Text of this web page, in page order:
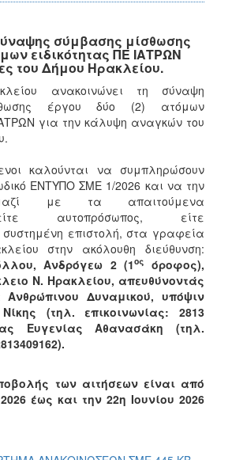
σύμβασης μίσθωσης
ειδικότητας ΠΕ ΙΑΤΡΩΝ
του Δήμου Ηρακλείου.
ανακοινώνει τη σύναψη
έργου δύο (2) ατόμων
για την κάλυψη αναγκών του
καλούνται να συμπληρώσουν
ΕΝΤΥΠΟ ΣΜΕ 1/2026 και να την
με τα απαιτούμενα
αυτοπρόσωπος, είτε
συστημένη επιστολή, στα γραφεία
στην ακόλουθη διεύθυνση:
Ανδρόγεω 2 (1ος
όροφος),
Ν. Ηρακλείου, απευθύνοντάς
Δυναμικού, υπόψιν
(τηλ. επικοινωνίας: 2813
Ευγενίας Αθανασάκη (τηλ.
των αιτήσεων είναι από
έως και την 22η Ιουνίου 2026